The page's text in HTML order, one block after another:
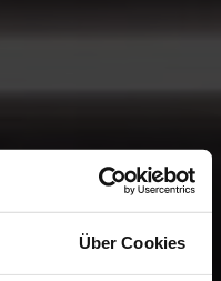
Über Cookies